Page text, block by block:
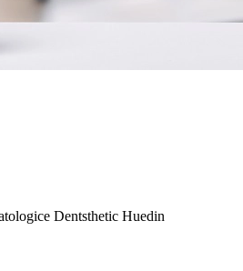
Dentsthetic Huedin